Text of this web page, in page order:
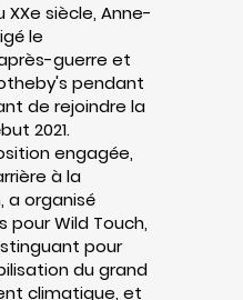
siècle, Anne-
le
guerre et
pendant
de rejoindre la
2021.
engagée,
à la
a organisé
pour Wild Touch,
pour
du grand
climatique, et